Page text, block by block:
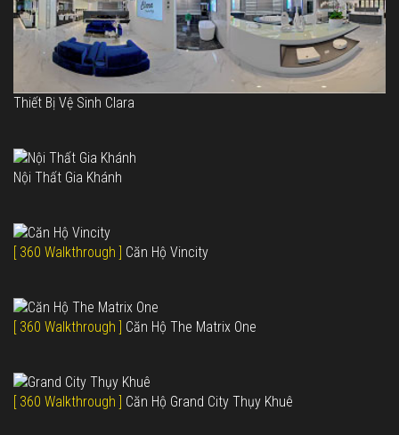
Thiết Bị Vệ Sinh Clara
Nội Thất Gia Khánh
[ 360 Walkthrough ] Căn Hộ Vincity
[ 360 Walkthrough ] Căn Hộ The Matrix One
[ 360 Walkthrough ] Căn Hộ Grand City Thụy Khuê